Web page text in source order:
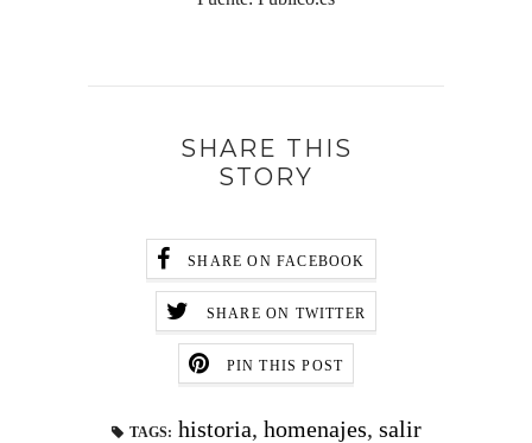
SHARE THIS
STORY
SHARE ON FACEBOOK
SHARE ON TWITTER
PIN THIS POST
TAGS: historia, homenajes, salir